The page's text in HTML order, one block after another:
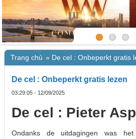
Trang chủ » De cel : Onbeperkt gratis
De cel : Onbeperkt gratis lezen
03:29:05 - 12/09/2025
De cel : Pieter
Ondanks de uitdagingen was